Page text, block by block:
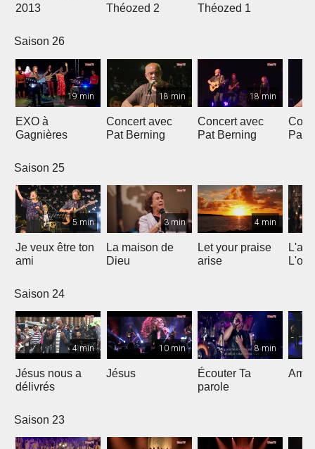
2013
Théozed 2
Théozed 1
Saison 26
19 min
EXO à
Gagnières
18 min
Concert avec
Pat Berning
18 min
Concert avec
Pat Berning
Pat
Saison 25
5 min
Je veux être ton
ami
3 min
La maison de
Dieu
4 min
Let your praise
arise
Saison 24
4 min
Jésus nous a
délivrés
10 min
Jésus
8 min
Écouter Ta
parole
Ami
Saison 23